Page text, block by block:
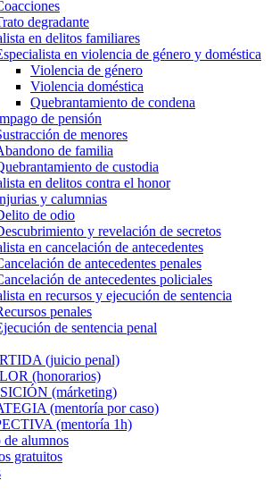
degradante
en delitos familiares
en violencia de género y doméstica
Violencia de género
Violencia doméstica
Quebrantamiento de condena
de pensión
de menores
de familia
de custodia
en delitos contra el honor
y calumnias
de odio
y revelación de secretos
en cancelación de antecedentes
de antecedentes penales
de antecedentes policiales
en recursos y ejecución de sentencia
penales
de sentencia penal
(juicio penal)
(honorarios)
(márketing)
(mentoría por caso)
(mentoría 1h)
de alumnos
gratuitos